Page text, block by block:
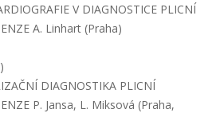
V DIAGNOSTICE PLICNÍ
A. Linhart (Praha)
DIAGNOSTIKA PLICNÍ
P. Jansa, L. Miksová (Praha,